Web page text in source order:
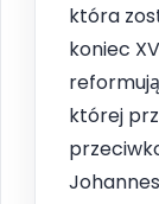
która
koniec
której